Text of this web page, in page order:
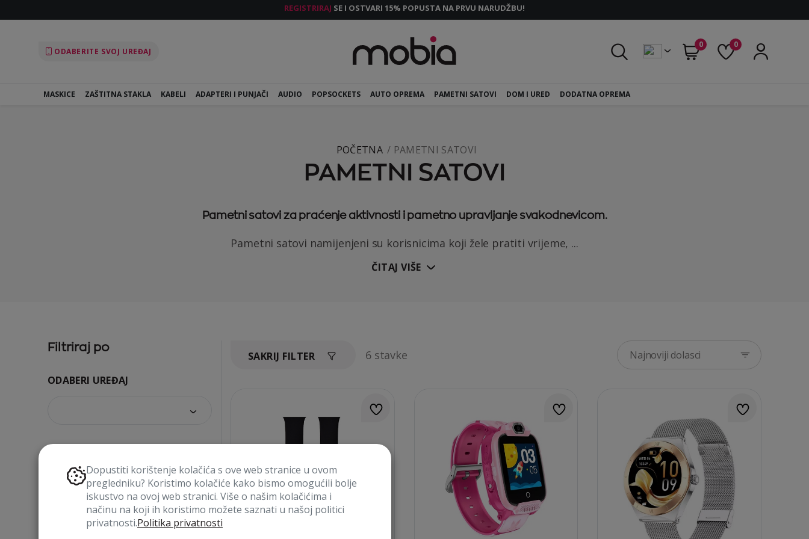
REGISTRIRAJ SE I OSTVARI 15% POPUSTA NA PRVU NARUDŽBU!
ODABERITE SVOJ UREĐAJ
0 0
MASKICE ZAŠTITNA STAKLA KABELI ADAPTERI I PUNJAČI AUDIO POPSOCKETS AUTO OPREMA PAMETNI SATOVI DOM I URED DODATNA OPREMA
POČETNA PAMETNI SATOVI
PAMETNI SATOVI
Pametni satovi za praćenje aktivnosti i pametno upravljanje svakodnevicom.
Pametni satovi namijenjeni su korisnicima koji žele pratiti vrijeme, ...
ČITAJ VIŠE
Filtriraj po
ODABERI UREĐAJ
SAKRIJ FILTER 6 stavke Najnoviji dolasci
Dopustiti korištenje kolačića s ove web stranice u ovom
pregledniku? Koristimo kolačiće kako bismo omogućili bolje
iskustvo na ovoj web stranici. Više o našim kolačićima i
načinu na koji ih koristimo možete saznati u našoj politici
privatnosti.Politika privatnosti